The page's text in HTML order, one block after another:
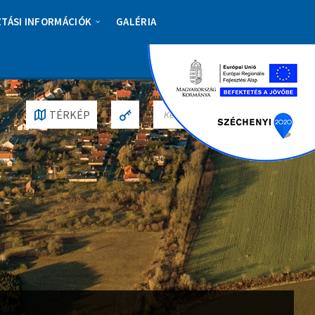
INFORMÁCIÓK GALÉRIA
TÉRKÉP
A
R
C
H
: